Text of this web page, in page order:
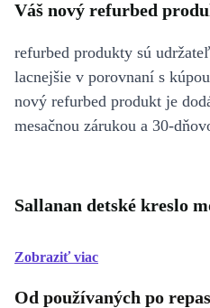
Váš nový refurbed
refurbed produkty sú
lacnejšie v porovnaní s
nový refurbed produkt je
mesačnou zárukou a 30-
Sallanan detské kreslo
Zobraziť viac
Od používaných po